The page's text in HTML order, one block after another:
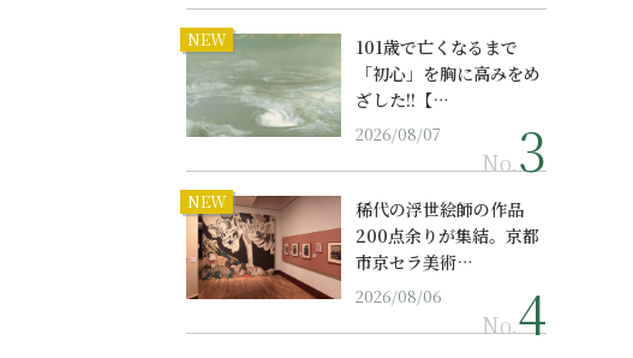
NEW
101歳で亡くなるまで
「初心」を胸に高みをめ
ざした!!【…
2026/08/07
No.
NEW
稀代の浮世絵師の作品
200点余りが集結。京都
市京セラ美術…
2026/08/06
No.